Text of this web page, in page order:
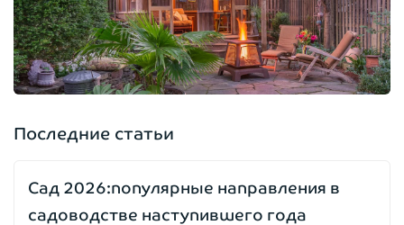
Последние статьи
Сад 2026:популярные направления в
садоводстве наступившего года